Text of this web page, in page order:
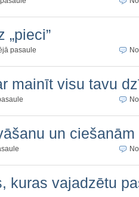
„pieci”
pasaule
mainīt visu tavu
un ciešanām
kuras vajadzētu